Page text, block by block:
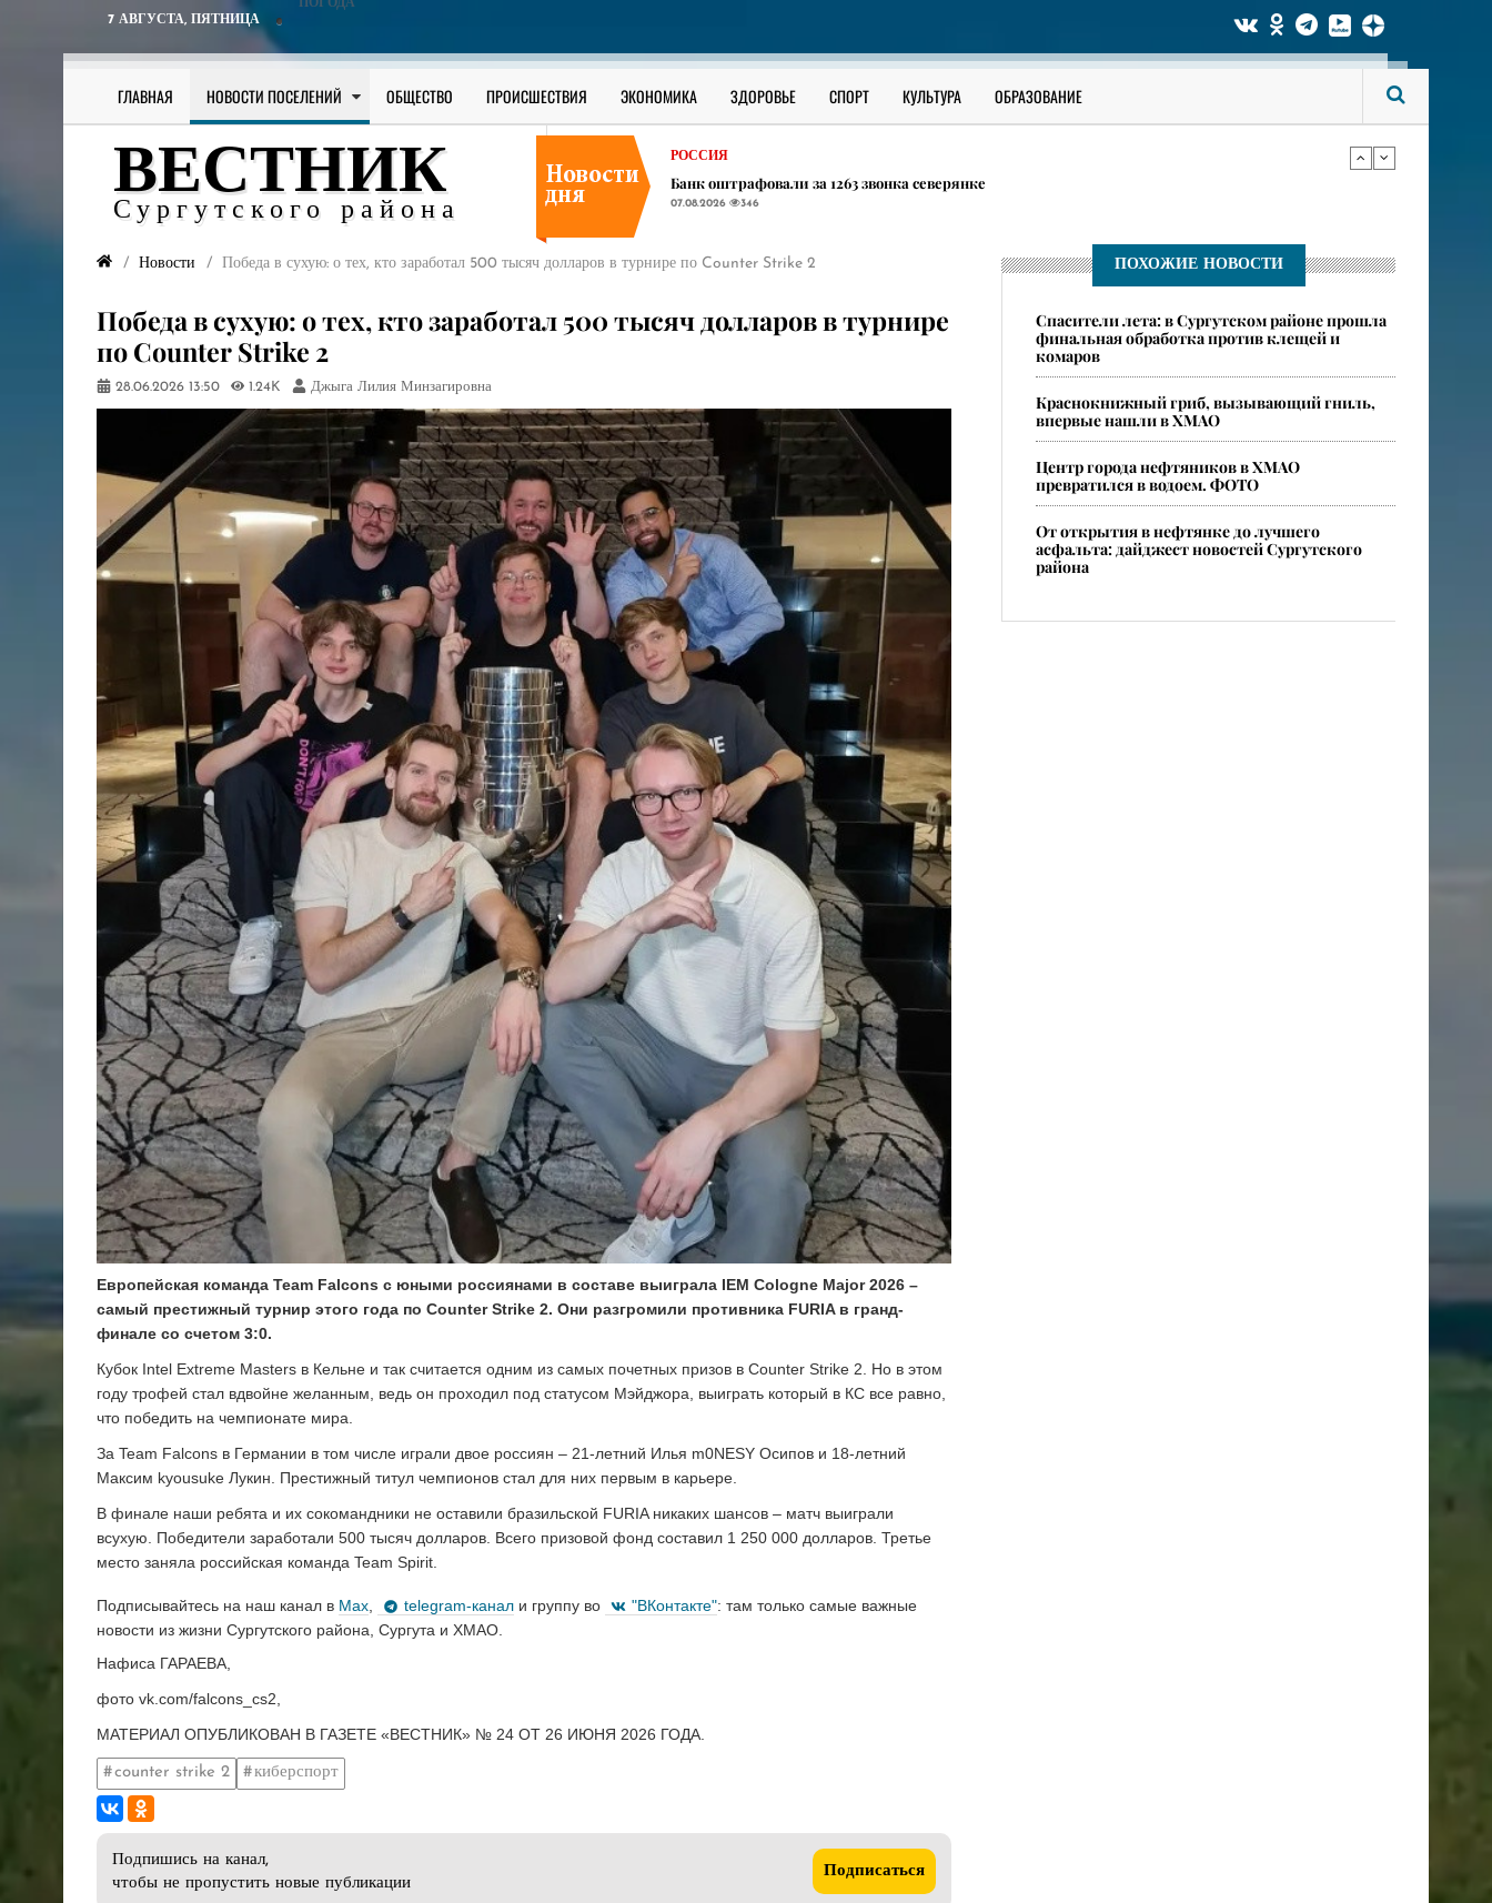
7 АВГУСТА, ПЯТНИЦА
ПОГОДА
ГЛАВНАЯ НОВОСТИ ПОСЕЛЕНИЙ ОБЩЕСТВО ПРОИСШЕСТВИЯ ЭКОНОМИКА ЗДОРОВЬЕ СПОРТ КУЛЬТУРА ОБРАЗОВАНИЕ
ВЕСТНИК
Сургутского района
07.08.2026 309
РОССИЯ
Банк оштрафовали за 1263 звонка северянке
07.08.2026 346
В Сургутском районе ищут утонувшего в Оби мужчину
В соседних ХМАО регионах начали появляться опасные ядовитые пауки
Новости ​Победа в сухую: о тех, кто заработал 500 тысяч долларов в турнире по Counter Strike 2
​Победа в сухую: о тех, кто заработал 500 тысяч долларов в турнире
по Counter Strike 2
28.06.2026 13:50 1.24K Джыга Лилия Минзагировна
Европейская команда Team Falcons с юными россиянами в составе выиграла IEM Cologne Major 2026 –
самый престижный турнир этого года по Counter Strike 2. Они разгромили противника FURIA в гранд-
финале со счетом 3:0.
Кубок Intel Extreme Masters в Кельне и так считается одним из самых почетных призов в Counter Strike 2. Но в этом
году трофей стал вдвойне желанным, ведь он проходил под статусом Мэйджора, выиграть который в КС все равно,
что победить на чемпионате мира.
За Team Falcons в Германии в том числе играли двое россиян – 21-летний Илья m0NESY Осипов и 18-летний
Максим kyousuke Лукин. Престижный титул чемпионов стал для них первым в карьере.
В финале наши ребята и их сокомандники не оставили бразильской FURIA никаких шансов – матч выиграли
всухую. Победители заработали 500 тысяч долларов. Всего призовой фонд составил 1 250 000 долларов. Третье
место заняла российская команда Team Spirit.
Подписывайтесь на наш канал в Max, telegram-канал и группу во "ВКонтакте": там только самые важные
новости из жизни Сургутского района, Сургута и ХМАО.
Нафиса ГАРАЕВА,
фото vk.com/falcons_cs2,
МАТЕРИАЛ ОПУБЛИКОВАН В ГАЗЕТЕ «ВЕСТНИК» № 24 ОТ 26 ИЮНЯ 2026 ГОДА.
counter strike 2 киберспорт
Подпишись на канал,
чтобы не пропустить новые публикации
Подписаться
ПОХОЖИЕ НОВОСТИ
Спасители лета: в Сургутском районе прошла
финальная обработка против клещей и
комаров
​Краснокнижный гриб, вызывающий гниль,
впервые нашли в ХМАО
Центр города нефтяников в ХМАО
превратился в водоем. ФОТО
От открытия в нефтянке до лучшего
асфальта: дайджест новостей Сургутского
района